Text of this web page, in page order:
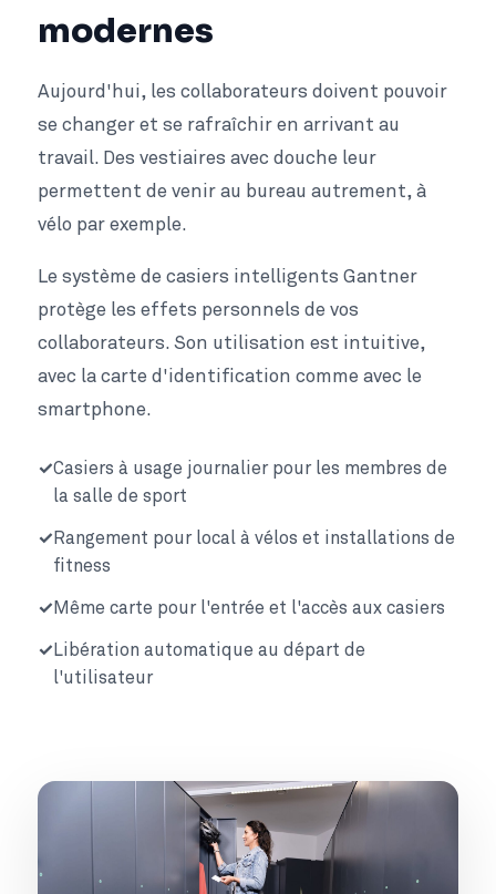
modernes
Aujourd'hui, les collaborateurs doivent pouvoir
se changer et se rafraîchir en arrivant au
travail. Des vestiaires avec douche leur
permettent de venir au bureau autrement, à
vélo par exemple.
Le système de casiers intelligents Gantner
protège les effets personnels de vos
collaborateurs. Son utilisation est intuitive,
avec la carte d'identification comme avec le
smartphone.
Casiers à usage journalier pour les membres de
la salle de sport
Rangement pour local à vélos et installations de
fitness
Même carte pour l'entrée et l'accès aux casiers
Libération automatique au départ de
l'utilisateur